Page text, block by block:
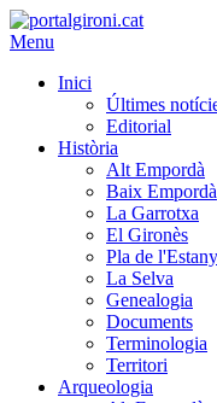
Menu
Inici
Últimes
Editorial
Història
Alt Empordà
Baix Empordà
La Garrotxa
El Gironès
Pla de l'Estany
La Selva
Genealogia
Documents
Terminologia
Territori
Arqueologia